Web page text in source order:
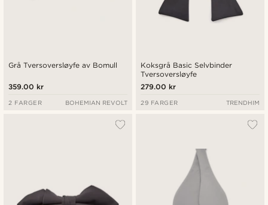
Grå Tversoversløyfe av Bomull
359.00 kr
2 FARGER BOHEMIAN REVOLT
Koksgrå Basic Selvbinder
Tversoversløyfe
279.00 kr
29 FARGER TRENDHIM